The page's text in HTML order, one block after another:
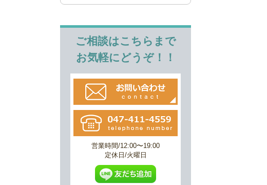
ご相談はこちらまで
お気軽にどうぞ！！
営業時間/12:00〜19:00
定休日/火曜日